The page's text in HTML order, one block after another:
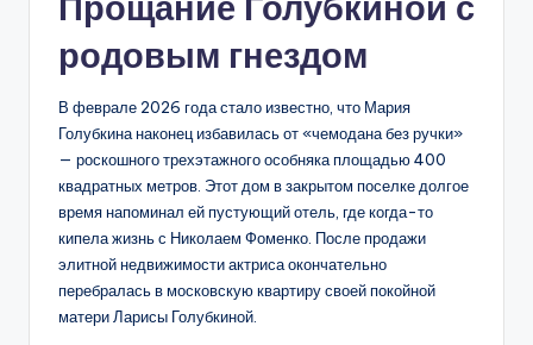
родовым гнездом
В феврале 2026 года стало известно, что Мария
Голубкина наконец избавилась от «чемодана без ручки»
— роскошного трехэтажного особняка площадью 400
квадратных метров. Этот дом в закрытом поселке долгое
время напоминал ей пустующий отель, где когда-то
кипела жизнь с Николаем Фоменко. После продажи
элитной недвижимости актриса окончательно
перебралась в московскую квартиру своей покойной
матери Ларисы Голубкиной.